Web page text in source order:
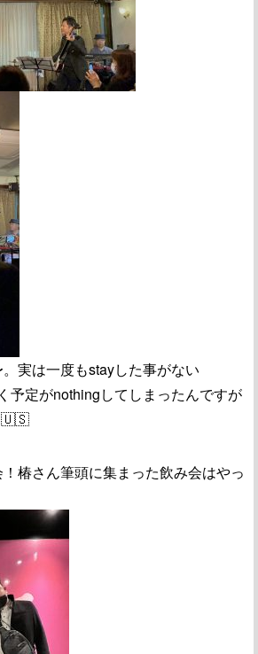
実は一度もstayした事がない
予定がnothingしてしまったんですが
🇺🇸
椿さん筆頭に集まった飲み会はやっ